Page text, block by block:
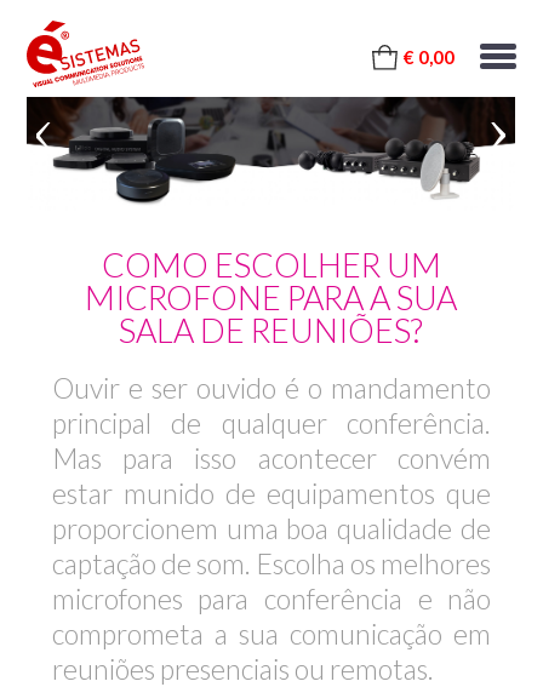
€ 0,00
COMO ESCOLHER UM
MICROFONE PARA A SUA
SALA DE REUNIÕES?
Ouvir e ser ouvido é o mandamento
principal de qualquer conferência.
Mas para isso acontecer convém
estar munido de equipamentos que
proporcionem uma boa qualidade de
captação de som. Escolha os melhores
microfones para conferência e não
comprometa a sua comunicação em
reuniões presenciais ou remotas.